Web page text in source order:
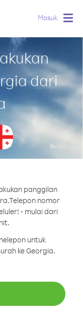
Masuk
dari
panggilan
Telepon nomor
- mulai dari
untuk
ke Georgia.